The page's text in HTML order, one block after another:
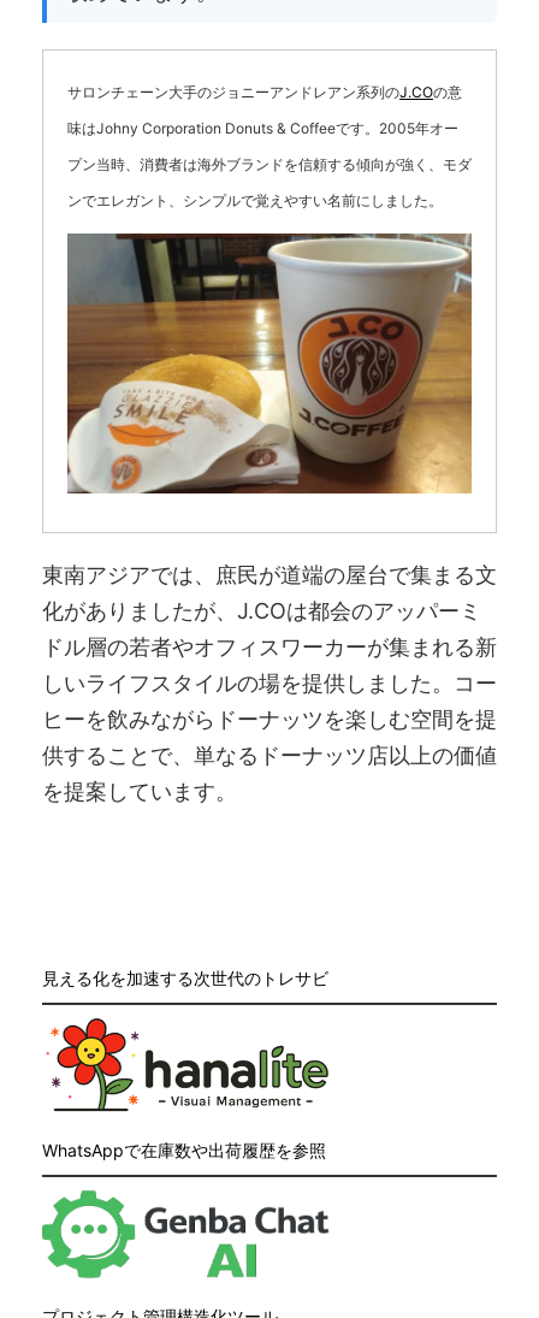
サロンチェーン大手のジョニーアンドレアン系列のJ.COの意
味はJohny Corporation Donuts & Coffeeです。2005年オー
プン当時、消費者は海外ブランドを信頼する傾向が強く、モダ
ンでエレガント、シンプルで覚えやすい名前にしました。
東南アジアでは、庶民が道端の屋台で集まる文
化がありましたが、J.COは都会のアッパーミ
ドル層の若者やオフィスワーカーが集まれる新
しいライフスタイルの場を提供しました。コー
ヒーを飲みながらドーナッツを楽しむ空間を提
供することで、単なるドーナッツ店以上の価値
を提案しています。
見える化を加速する次世代のトレサビ
WhatsAppで在庫数や出荷履歴を参照